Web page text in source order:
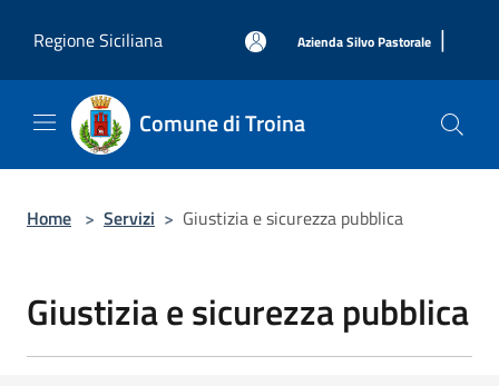
Regione Siciliana
Azienda Silvo Pastorale |
Comune di Troina
Home > Servizi > Giustizia e sicurezza pubblica
Giustizia e sicurezza pubblica